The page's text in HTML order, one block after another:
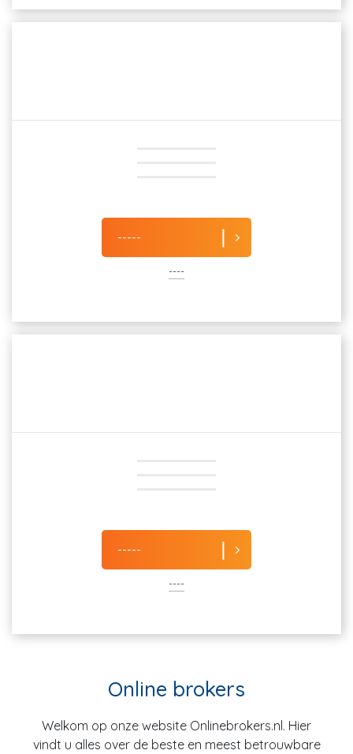
-----
----
-----
----
Online brokers
Welkom op onze website Onlinebrokers.nl. Hier
vindt u alles over de beste en meest betrouwbare